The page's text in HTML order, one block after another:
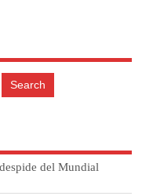
del Mundial